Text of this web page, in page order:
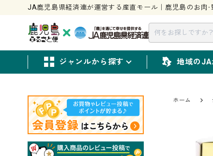
JA鹿児島県経済連が運営する産直モール｜鹿児島のお肉・
ジャンルから探す 地域の
ホーム